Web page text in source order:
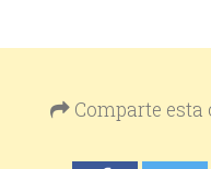
Comparte esta